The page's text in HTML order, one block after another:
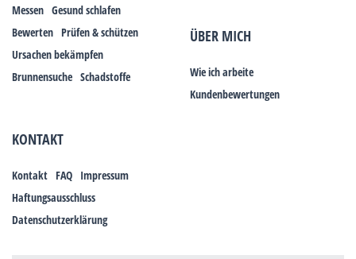
Messen Gesund schlafen
Bewerten Prüfen & schützen
Ursachen bekämpfen
Brunnensuche Schadstoffe
ÜBER MICH
Wie ich arbeite
Kundenbewertungen
KONTAKT
Kontakt FAQ Impressum
Haftungsausschluss
Datenschutzerklärung